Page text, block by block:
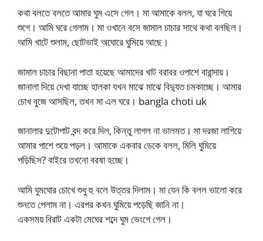
কথা বলতে বলতে আমার ঘুম এসে গেল। মা আমাকে বলল, যা ঘরে গিয়ে
শুগে। আমি ঘরে গেলাম। মা ওখানে বসে জামাল চাচার সাথে কথা বলছিল।
আমি খাটে শুলাম, ছোটভাই অঘোরে ঘুমিয়ে আছে।
জামাল চাচার বিছানা পাতা হয়েছে আমাদের খাট বরাবর ওপাশে বারান্দায়।
জানালা দিয়ে দেখা যাচ্ছে হালকা যখন মাঝে মাঝে বিদ্যুত চমকাচ্ছে। আমার
চোখ বুজে আসছিল, তখন মা এল ঘরে। bangla choti uk
জানালার দুটোপাট বন্দ করে দিল, কিন্তু লাগল না ভালমত। মা দরজা লাগিয়ে
আমার পাশে শুয়ে পড়ল। আমাকে একবার ডেকে বলল, মিলি ঘুমিয়ে
পড়িছিস? বাইরে তখনো বরষা হচ্ছে।
আমি ঘুমঘোর চোখে শুধু হু বলে উত্তর দিলাম। মা যেন কি বলল ভালো করে
শুনতে পেলাম না। এরপর কখন ঘুমিয়ে পড়েছি জানি না।
একসময় বিরাট একটা মেঘের শব্দে ঘুম ভেংগে গেল।